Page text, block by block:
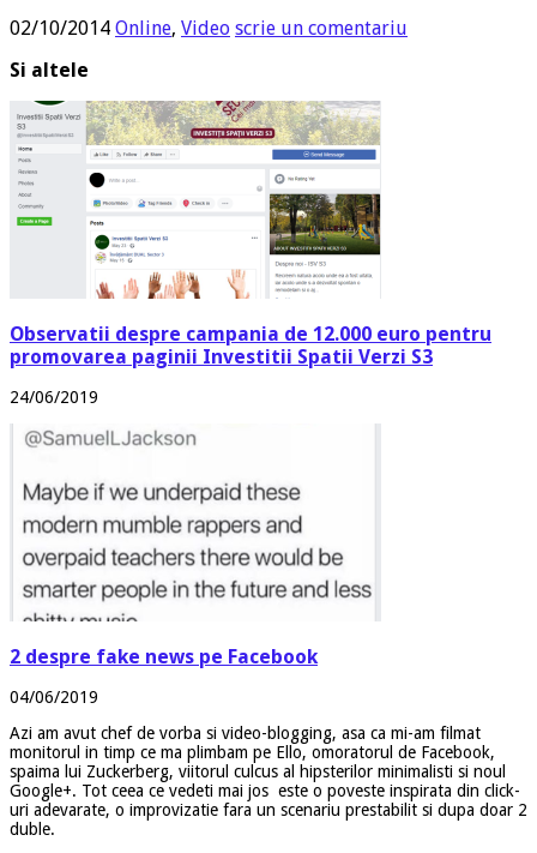
02/10/2014 Online, Video scrie un comentariu
Si altele
Observatii despre campania de 12.000 euro pentru
promovarea paginii Investitii Spatii Verzi S3
24/06/2019
2 despre fake news pe Facebook
04/06/2019
Azi am avut chef de vorba si video-blogging, asa ca mi-am filmat
monitorul in timp ce ma plimbam pe Ello, omoratorul de Facebook,
spaima lui Zuckerberg, viitorul culcus al hipsterilor minimalisti si noul
Google+. Tot ceea ce vedeti mai jos este o poveste inspirata din click-
uri adevarate, o improvizatie fara un scenariu prestabilit si dupa doar 2
duble.